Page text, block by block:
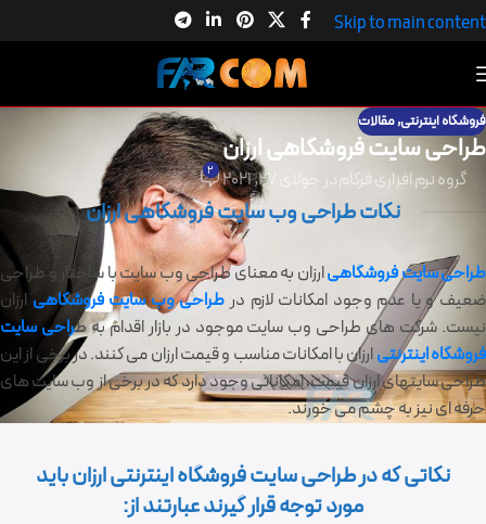
Skip to main content
فروشگاه اینترنتی,مقالات
طراحی سایت فروشگاهی ارزان
گروه نرم افزاری فرکامدر جولای 27, 2021 2
نکات طراحی وب سایت فروشگاهی ارزان
طراحی سایت فروشگاهیارزان به معنای طراحی وب سایت با ساختار و طراحی
ضعیف و یا عدم وجود امکانات لازم در طراحی وب سایت فروشگاهی ارزان
نیست. شرکت های طراحی وب سایت موجود در بازار اقدام به طراحی سایت
فروشگاه اینترنتیارزان با امکانات مناسب و قیمت ارزان می کنند. در برخی از این
طراحی سایتهای ارزان قیمت، امکاناتی وجود دارد که در برخی از وب سایت های
حرفه ای نیز به چشم می خورند.
نکاتی که در طراحی سایت فروشگاه اینترنتی ارزان باید
مورد توجه قرار گیرند عبارتند از: